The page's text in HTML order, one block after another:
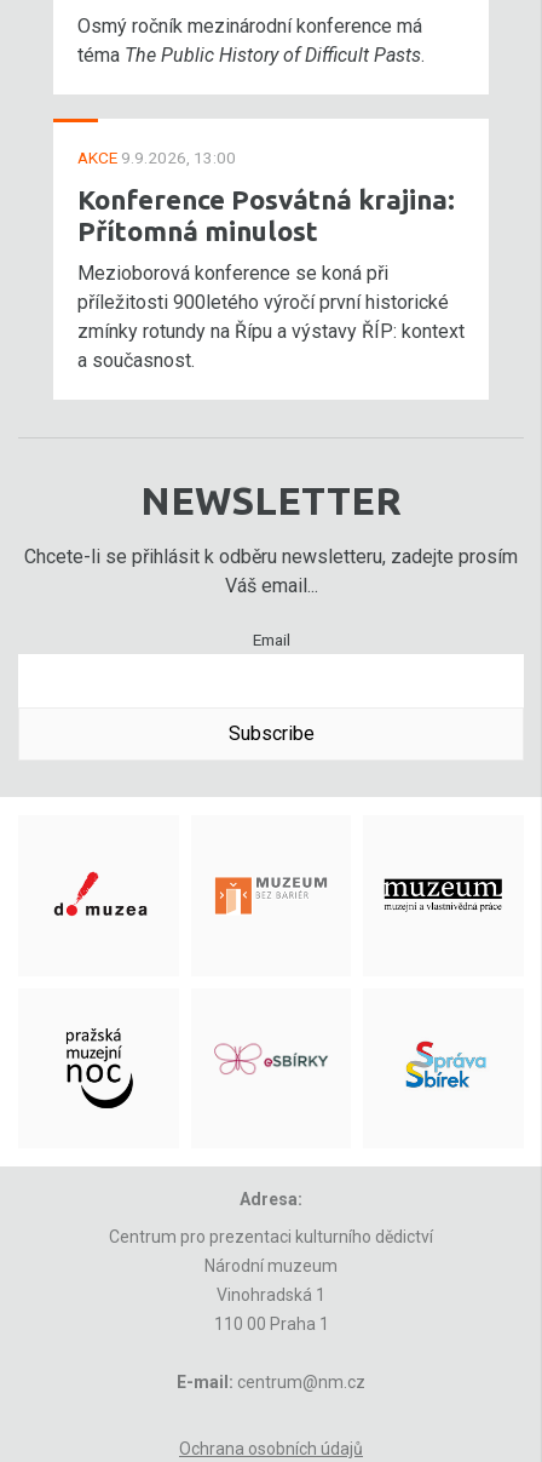
Osmý ročník mezinárodní konference má
téma The Public History of Difficult Pasts.
AKCE 9.9.2026, 13:00
Konference Posvátná krajina:
Přítomná minulost
Mezioborová konference se koná při
příležitosti 900letého výročí první historické
zmínky rotundy na Řípu a výstavy ŘÍP: kontext
a současnost.
NEWSLETTER
Chcete-li se přihlásit k odběru newsletteru, zadejte prosím
Váš email...
Email
Subscribe
Adresa:
Centrum pro prezentaci kulturního dědictví
Národní muzeum
Vinohradská 1
110 00 Praha 1
E-mail: centrum@nm.cz
Ochrana osobních údajů